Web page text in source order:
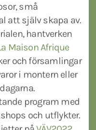
små
att själv skapa av.
hantverken
Maison Afrique
och församlingar
i montern eller
program med
och utflykter.